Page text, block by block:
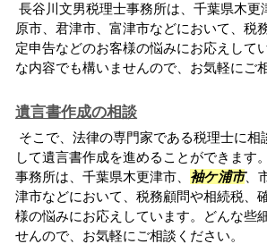
長谷川文男税理士事務所は、千葉県木更
原市、君津市、富津市などにおいて、税
定申告などのお客様の悩みにお応えして
な内容でも構いませんので、お気軽にご
遺言書作成の相談
そこで、法律の専門家である税理士に相
して遺言書作成を進めることができます
事務所は、千葉県木更津市、 袖ケ浦市、
津市などにおいて、税務顧問や相続税、
様の悩みにお応えしています。どんな些
せんので、お気軽にご相談ください。